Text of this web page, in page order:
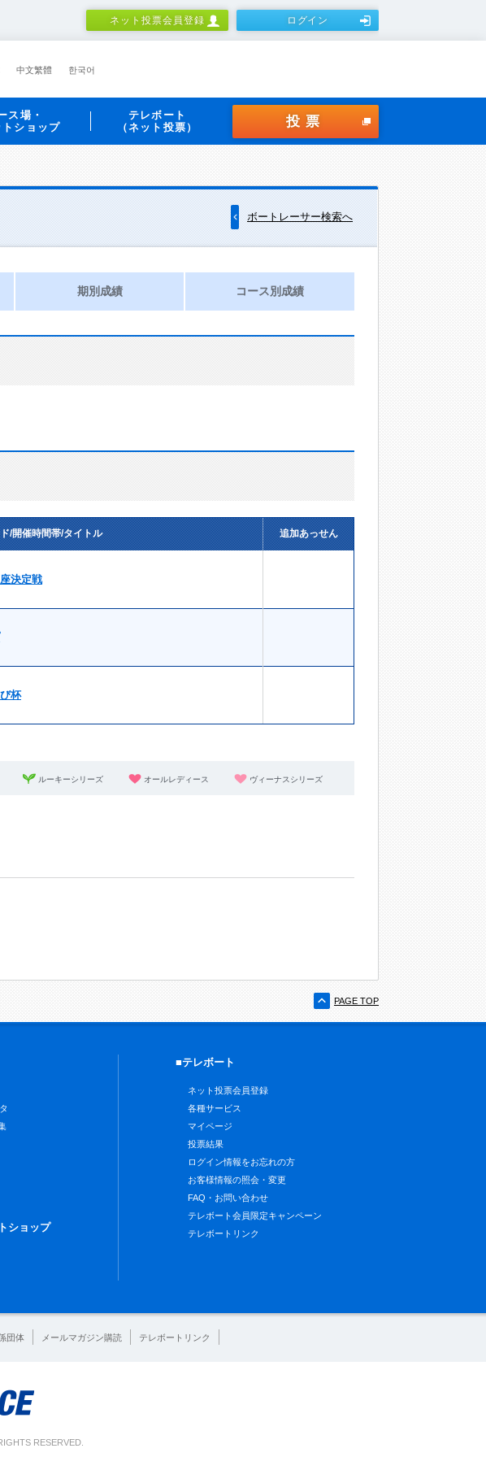
ネット投票会員登録 ログイン
中文繁體 한국어
ス場・
トショップ
テレボート
（ネット投票）
投票
ボートレーサー検索へ
期別成績 コース別成績
/開催時間帯/タイトル 追加あっせん
決定戦
杯
ルーキーシリーズ オールレディース ヴィーナスシリーズ
PAGE TOP
ショップ
■テレボート
ネット投票会員登録
各種サービス
マイページ
投票結果
ログイン情報をお忘れの方
お客様情報の照会・変更
FAQ・お問い合わせ
テレボート会員限定キャンペーン
テレボートリンク
団体 メールマガジン購読 テレボートリンク
RESERVED.